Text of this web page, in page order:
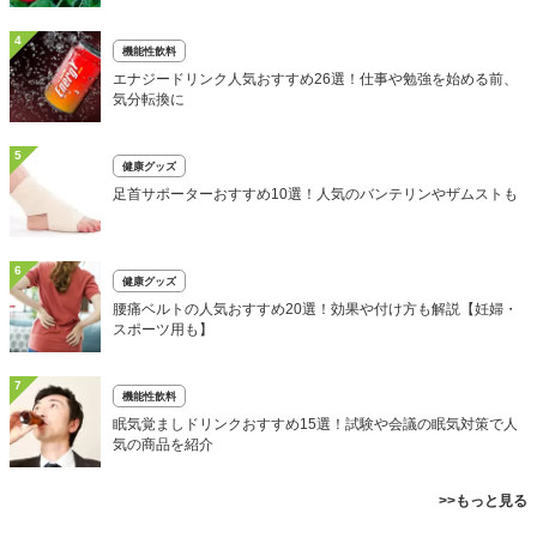
4
機能性飲料
エナジードリンク人気おすすめ26選！仕事や勉強を始める前、
気分転換に
5
健康グッズ
足首サポーターおすすめ10選！人気のバンテリンやザムストも
6
健康グッズ
腰痛ベルトの人気おすすめ20選！効果や付け方も解説【妊婦・
スポーツ用も】
7
機能性飲料
眠気覚ましドリンクおすすめ15選！試験や会議の眠気対策で人
気の商品を紹介
>>もっと見る